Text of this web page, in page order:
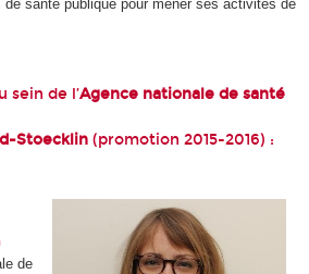
santé publique pour mener ses activités de
sein de l’Agence nationale de santé
Stoecklin (promotion 2015-2016) :
de